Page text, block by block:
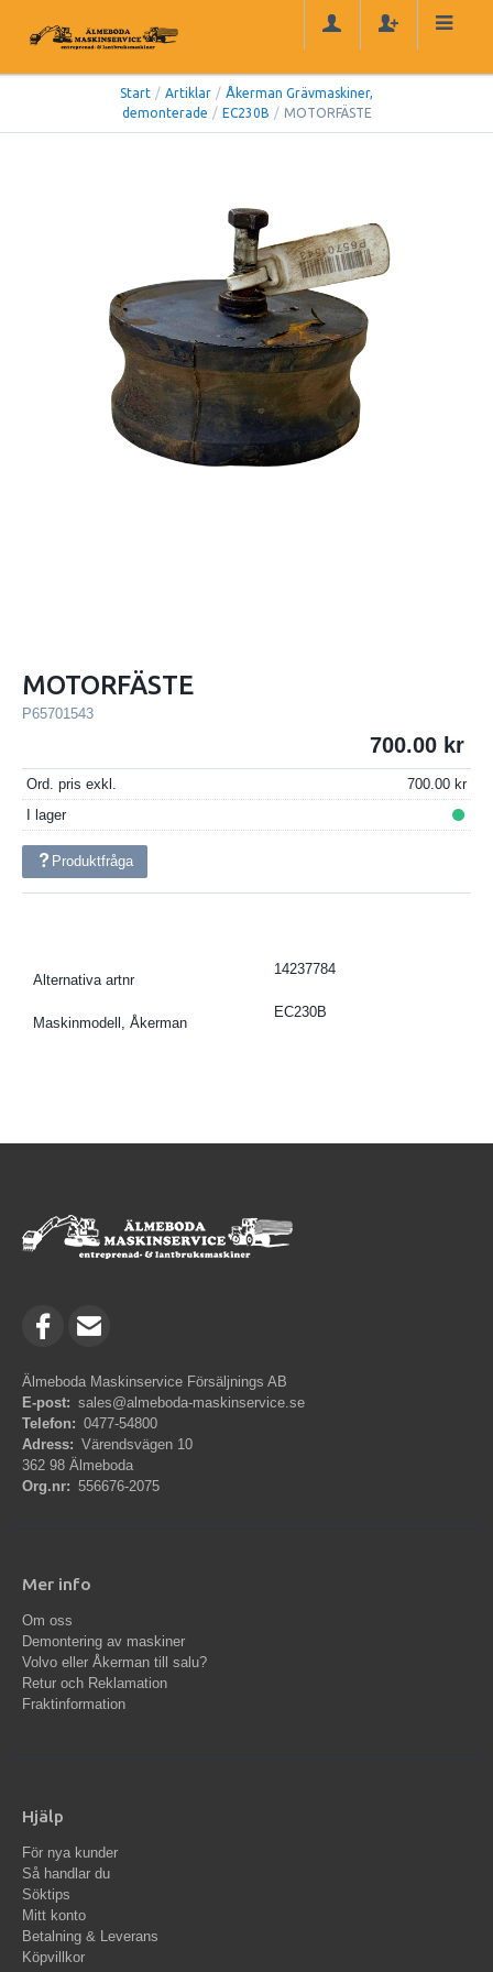
Start / Artiklar / Åkerman Grävmaskiner,
demonterade / EC230B / MOTORFÄSTE
MOTORFÄSTE
P65701543
700.00
Ord. pris exkl.
700.00
I lager
Produktfråga
Alternativa artnr
14237784
Maskinmodell, Åkerman
EC230B
Älmeboda Maskinservice Försäljnings AB
E-post: sales@almeboda-maskinservice.se
Telefon: 0477-54800
Adress: Värendsvägen 10
362 98 Älmeboda
Org.nr: 556676-2075
Mer info
Om oss
Demontering av maskiner
Volvo eller Åkerman till salu?
Retur och Reklamation
Fraktinformation
Hjälp
För nya kunder
Så handlar du
Söktips
Mitt konto
Betalning & Leverans
Köpvillkor